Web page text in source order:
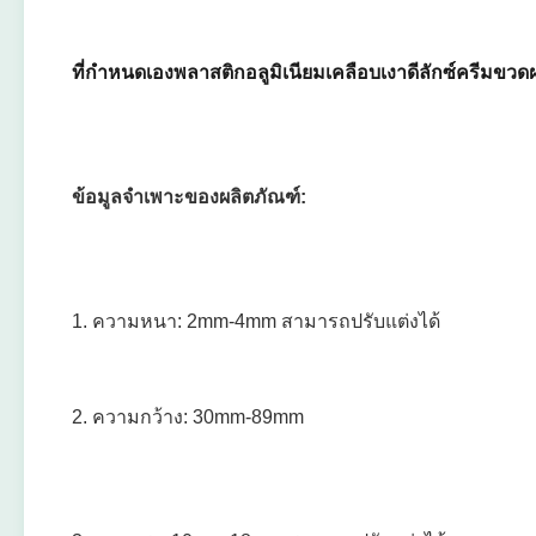
ที่กำหนดเองพลาสติกอลูมิเนียมเคลือบเงาดีลักซ์ครีมขว
ข้อมูลจำเพาะของผลิตภัณฑ์:
1. ความหนา: 2mm-4mm สามารถปรับแต่งได้
2. ความกว้าง: 30mm-89mm